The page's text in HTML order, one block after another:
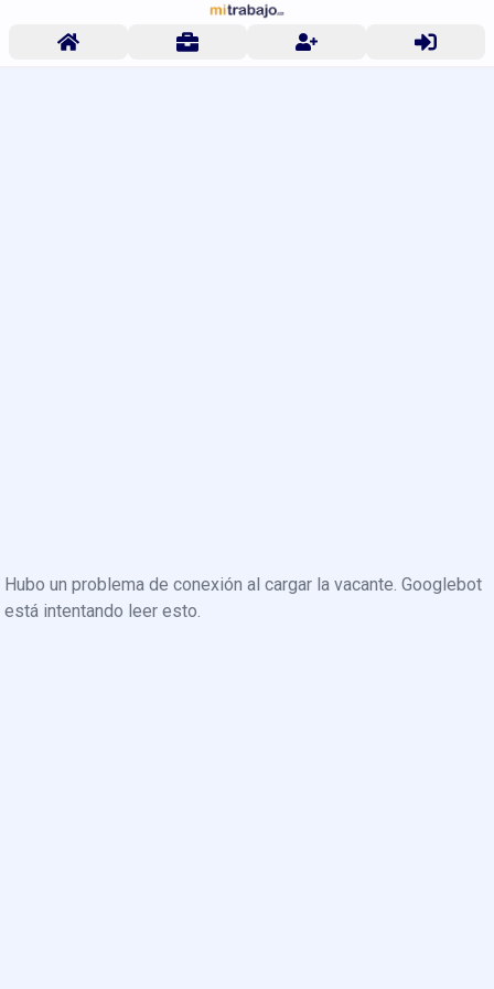
Hubo un problema de conexión al cargar la vacante. Googlebot
está intentando leer esto.